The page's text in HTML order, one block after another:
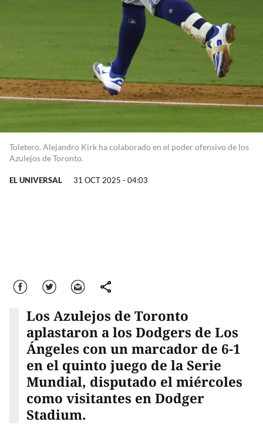
Toletero. Alejandro Kirk ha colaborado en el poder ofensivo de los
Azulejos de Toronto.
EL UNIVERSAL 31 OCT 2025 - 04:03
Facebook Twitter Correo comparte
Los Azulejos de Toronto
aplastaron a los Dodgers de Los
Ángeles con un marcador de 6-1
en el quinto juego de la Serie
Mundial, disputado el miércoles
como visitantes en Dodger
Stadium.